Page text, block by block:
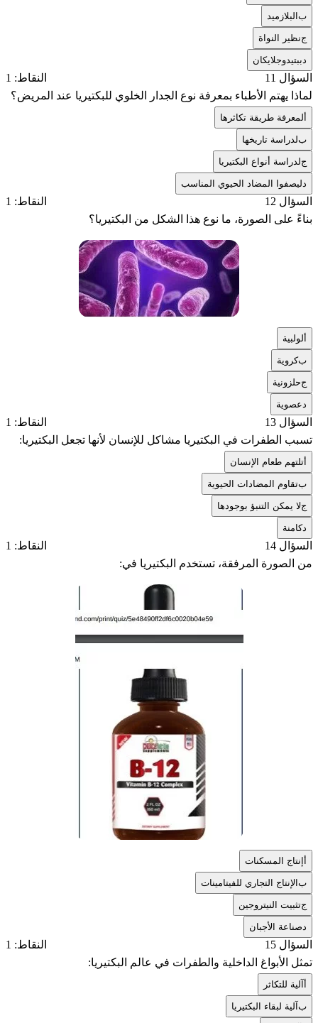
بالبلازميد
جنظير النواة
ببتيدوجلايكان
السؤال 11
النقاط: 1
لماذا يهتم الأطباء بمعرفة نوع الجدار الخلوي للبكتيريا عند المريض؟
لمعرفة طريقة تكاثرها
بلدراسة تاريخها
جلدراسة أنواع البكتيريا
ليصفوا المضاد الحيوي المناسب
السؤال 12
النقاط: 1
بناءً على الصورة، ما نوع هذا الشكل من البكتيريا؟
لولبية
بكروية
جحلزونية
عصوية
السؤال 13
النقاط: 1
تسبب الطفرات في البكتيريا مشاكل للإنسان لأنها تجعل البكتيريا:
تلتهم طعام الإنسان
بتقاوم المضادات الحيوية
جلا يمكن التنبؤ بوجودها
كامنة
السؤال 14
النقاط: 1
من الصورة المرفقة، تستخدم البكتيريا في:
إنتاج المسكنات
بالإنتاج التجاري للفيتامينات
جتثبيت النيتروجين
صناعة الأجبان
السؤال 15
النقاط: 1
تمثل الأبواغ الداخلية والطفرات في عالم البكتيريا:
آلية للتكاثر
بآلية لبقاء البكتيريا